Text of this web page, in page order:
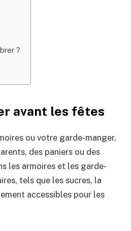
?
avant les fêtes
ou votre garde-manger,
des paniers ou des
les armoires et les garde-
tels que les sucres, la
accessibles pour les